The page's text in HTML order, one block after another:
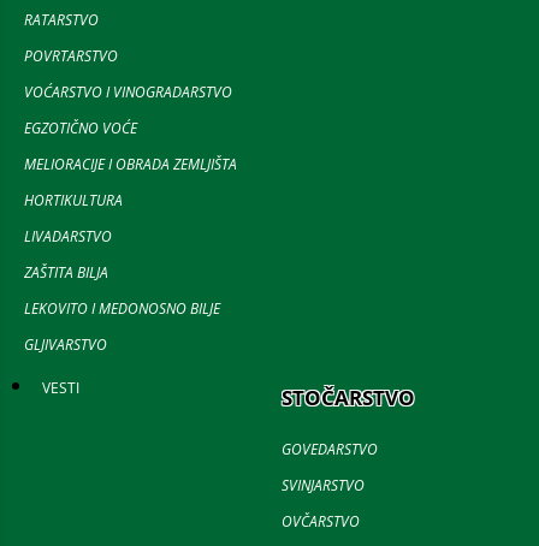
RATARSTVO
POVRTARSTVO
VOĆARSTVO I VINOGRADARSTVO
EGZOTIČNO VOĆE
MELIORACIJE I OBRADA ZEMLJIŠTA
HORTIKULTURA
LIVADARSTVO
ZAŠTITA BILJA
LEKOVITO I MEDONOSNO BILJE
GLJIVARSTVO
VESTI STOČARSTVO
GOVEDARSTVO
SVINJARSTVO
OVČARSTVO